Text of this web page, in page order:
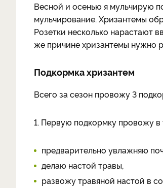
Весной и осенью я мульчирую
мульчирование. Хризантемы
Розетки несколько нарастают
же причине хризантемы нужно
Подкормка хризантем
Всего за сезон провожу 3
1. Первую подкормку провожу в
предварительно увлажняю
делаю настой травы,
развожу травяной настой в